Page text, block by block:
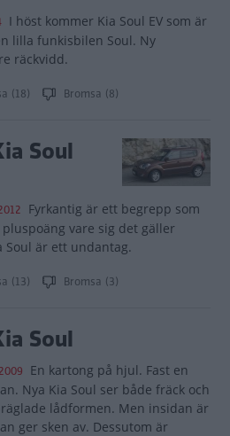
I höst kommer Kia Soul EV som är
lilla funkisbilen Soul. Ny
räckvidd.
(18) Bromsa (8)
Soul
Fyrkantig är ett begrepp som
vare sig det gäller
är ett undantag.
(13) Bromsa (3)
Soul
En kartong på hjul. Fast en
Nya Kia Soul ser både fräck och
lådformen. Men insidan är
ger sken av. Dessutom är